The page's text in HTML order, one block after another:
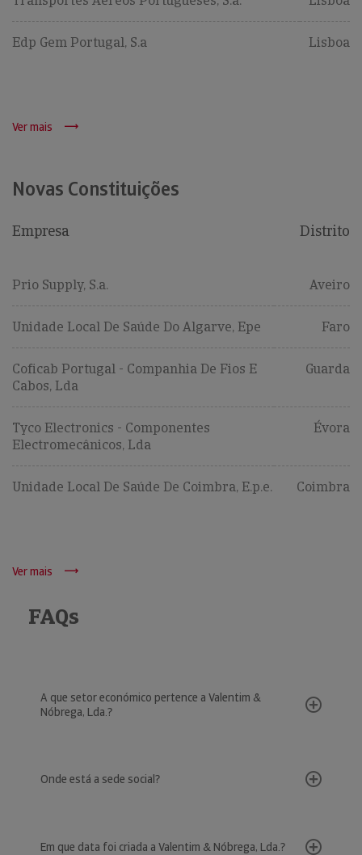
Edp Gem Portugal, S.a Lisboa
Ver mais
Novas Constituições
Empresa Distrito
Prio Supply, S.a. Aveiro
Unidade Local De Saúde Do Algarve, Epe Faro
Coficab Portugal - Companhia De Fios E
Cabos, Lda
Guarda
Tyco Electronics - Componentes
Electromecânicos, Lda
Évora
Unidade Local De Saúde De Coimbra, E.p.e. Coimbra
Ver mais
FAQs
A que setor económico pertence a Valentim &
Nóbrega, Lda.?
Onde está a sede social?
Em que data foi criada a Valentim & Nóbrega, Lda.?